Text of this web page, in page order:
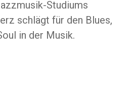
Studiums
schlägt für den Blues,
in der Musik.